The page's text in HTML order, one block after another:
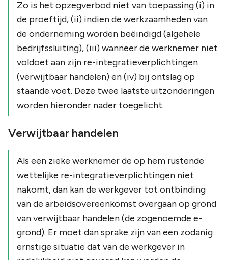
Zo is het opzegverbod niet van toepassing (i) in
de proeftijd, (ii) indien de werkzaamheden van
de onderneming worden beëindigd(algehele
bedrijfssluiting), (iii) wanneer de werknemer niet
voldoet aan zijn re-integratieverplichtingen
(verwijtbaar handelen)en (iv) bij ontslag op
staande voet. Deze twee laatste uitzonderingen
worden hieronder nader toegelicht.
Verwijtbaar handelen
Als een zieke werknemer de op hem rustende
wettelijke re-integratieverplichtingen niet
nakomt, dan kan de werkgever tot ontbinding
van de arbeidsovereenkomst overgaan op grond
van verwijtbaar handelen (de zogenoemde e-
grond). Er moet dan sprake zijn van een zodanig
ernstige situatie dat van de werkgever in